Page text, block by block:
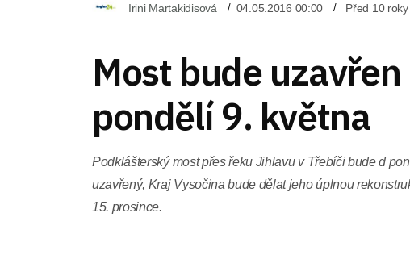
Irini Martakidisová 04.05.2016 00:00 Před 10 roky
Most bude uzavřen
pondělí 9. května
Podklášterský most přes řeku Jihlavu v Třebíči bude d
uzavřený, Kraj Vysočina bude dělat jeho úplnou
15. prosince.